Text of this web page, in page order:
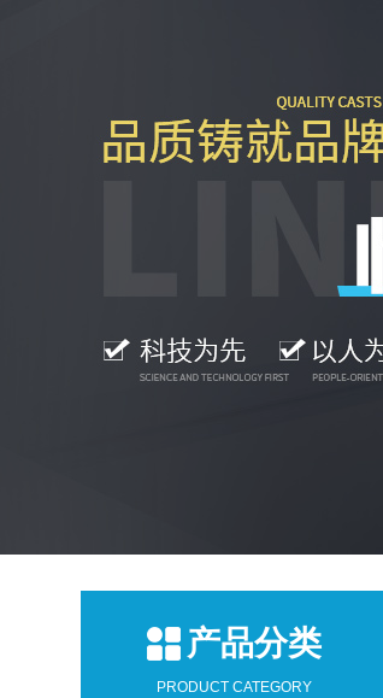
产品分类
PRODUCT CATEGORY